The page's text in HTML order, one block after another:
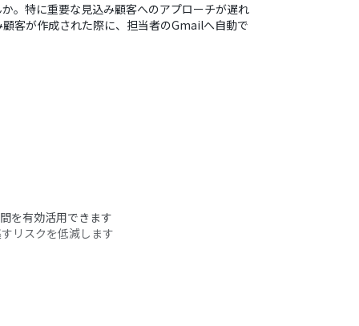
。特に重要な見込み顧客へのアプローチが遅れ
客が作成された際に、担当者のGmailへ自動で
を有効活用できます
リスクを低減します